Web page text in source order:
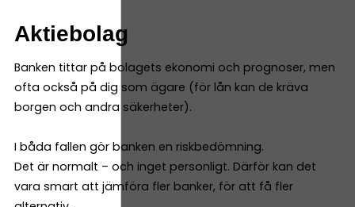
Aktiebolag
Banken tittar på bolagets ekonomi och prognoser, men
ofta också på dig som ägare (för lån kan de kräva
borgen och andra säkerheter).
I båda fallen gör banken en riskbedömning.
Det är normalt – och inget personligt. Därför kan det
vara smart att jämföra fler banker, för att få fler